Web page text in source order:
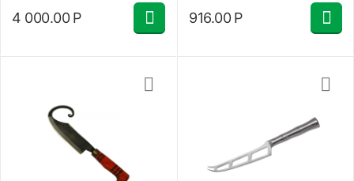
4 000.00 Р 916.00 Р